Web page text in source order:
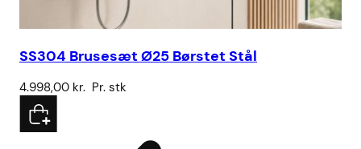
SS304 Brusesæt Ø25 Børstet Stål
4.998,00 kr. Pr. stk